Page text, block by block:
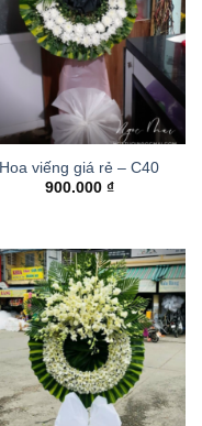
Hoa viếng giá rẻ – C40
900.000 ₫